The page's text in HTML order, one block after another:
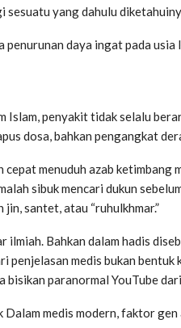
yang dahulu
daya ingat pada
Islam, penyakit tidak selalu
dosa, bahkan pengangkat
menuduh azab ketimbang
sibuk mencari dukun
santet, atau “ruhulkhmar.”
ilmiah. Bahkan dalam hadis
penjelasan medis bukan
bisikan paranormal YouTube
medis modern, faktor